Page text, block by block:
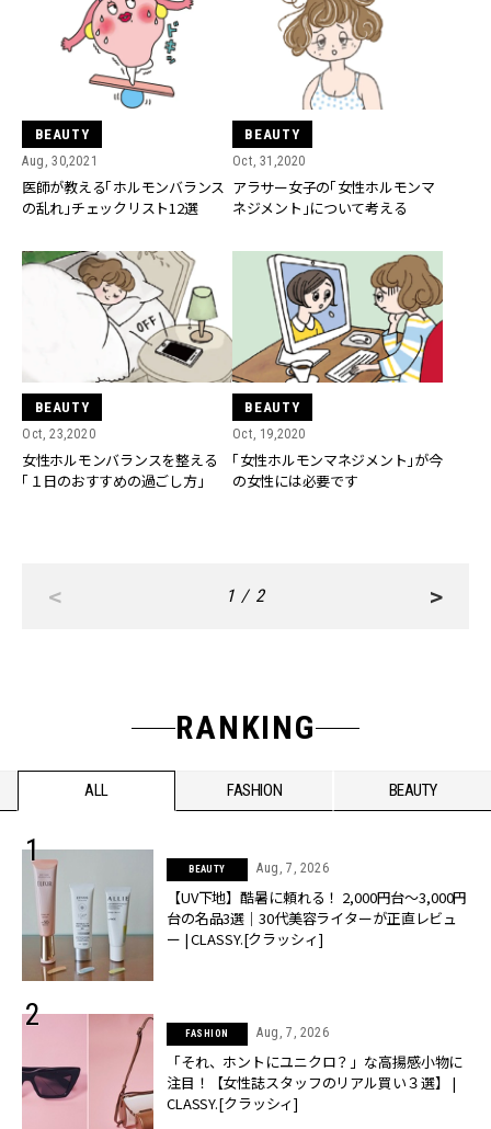
BEAUTY
Aug, 30,2021
医師が教える「ホルモンバランス
の乱れ」チェックリスト12選
BEAUTY
Oct, 31,2020
アラサー女子の「女性ホルモンマ
ネジメント」について考える
BEAUTY
Oct, 23,2020
女性ホルモンバランスを整える
「１日のおすすめの過ごし方」
BEAUTY
Oct, 19,2020
「女性ホルモンマネジメント」が今
の女性には必要です
< 1 / 2 >
RANKING
ALL FASHION BEAUTY
BEAUTY Aug, 7, 2026
【UV下地】酷暑に頼れる！ 2,000円台〜3,000円
台の名品3選｜30代美容ライターが正直レビュ
ー | CLASSY.[クラッシィ]
FASHION Aug, 7, 2026
「それ、ホントにユニクロ？」な高揚感小物に
注目！【女性誌スタッフのリアル買い３選】 |
CLASSY.[クラッシィ]